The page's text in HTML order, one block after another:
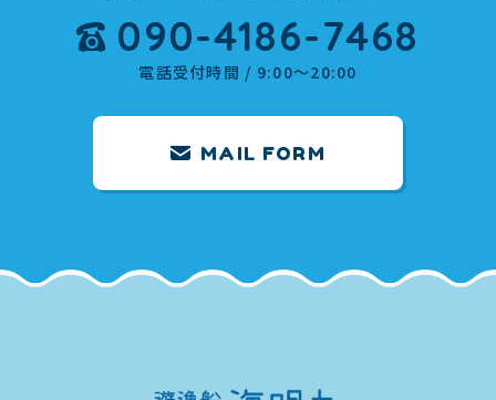
090-4186-7468
電話受付時間 / 9:00～20:00
MAIL FORM